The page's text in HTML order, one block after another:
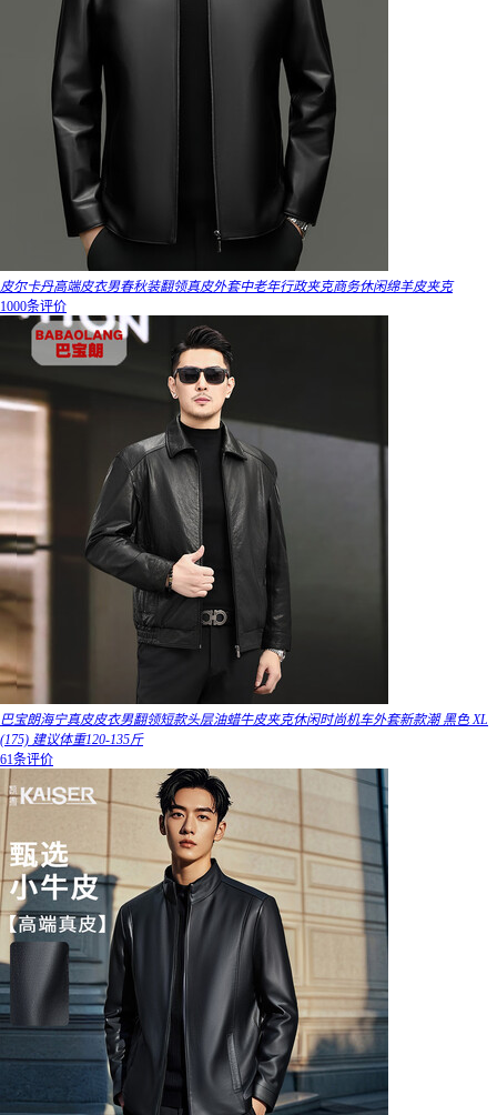
皮尔卡丹高端皮衣男春秋装翻领真皮外套中老年行政夹克商务休闲绵羊皮夹克
1000条评价
巴宝朗海宁真皮皮衣男翻领短款头层油蜡牛皮夹克休闲时尚机车外套新款潮 黑色 XL
(175) 建议体重120-135斤
61条评价